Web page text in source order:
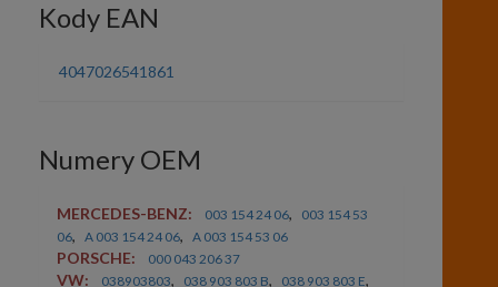
Kody EAN
4047026541861
Numery OEM
MERCEDES-BENZ: 003 154 24 06,
003 154 53
06, A 003 154 24 06, A 003 154 53 06
PORSCHE: 000 043 206 37
VW: 038903803, 038 903 803 B, 038 903 803 E,